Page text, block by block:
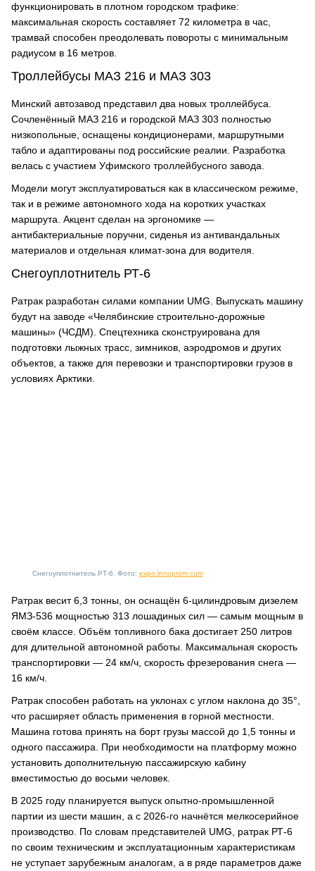
функционировать в плотном городском трафике:
максимальная скорость составляет 72 километра в час,
трамвай способен преодолевать повороты с минимальным
радиусом в 16 метров.
Троллейбусы МАЗ 216 и МАЗ 303
Минский автозавод представил два новых троллейбуса.
Сочленённый МАЗ 216 и городской МАЗ 303 полностью
низкопольные, оснащены кондиционерами, маршрутными
табло и адаптированы под российские реалии. Разработка
велась с участием Уфимского троллейбусного завода.
Модели могут эксплуатироваться как в классическом режиме,
так и в режиме автономного хода на коротких участках
маршрута. Акцент сделан на эргономике —
антибактериальные поручни, сиденья из антивандальных
материалов и отдельная климат-зона для водителя.
Снегоуплотнитель РТ-6
Ратрак разработан силами компании UMG. Выпускать машину
будут на заводе «Челябинские строительно-дорожные
машины» (ЧСДМ). Спецтехника сконструирована для
подготовки лыжных трасс, зимников, аэродромов и других
объектов, а также для перевозки и транспортировки грузов в
условиях Арктики.
Снегоуплотнитель РТ-6. Фото: expo.innoprom.com
Ратрак весит 6,3 тонны, он оснащён 6-цилиндровым дизелем
ЯМЗ-536 мощностью 313 лошадиных сил — самым мощным в
своём классе. Объём топливного бака достигает 250 литров
для длительной автономной работы. Максимальная скорость
транспортировки — 24 км/ч, скорость фрезерования снега —
16 км/ч.
Ратрак способен работать на уклонах с углом наклона до 35°,
что расширяет область применения в горной местности.
Машина готова принять на борт грузы массой до 1,5 тонны и
одного пассажира. При необходимости на платформу можно
установить дополнительную пассажирскую кабину
вместимостью до восьми человек.
В 2025 году планируется выпуск опытно-промышленной
партии из шести машин, а с 2026-го начнётся мелкосерийное
производство. По словам представителей UMG, ратрак РТ-6
по своим техническим и эксплуатационным характеристикам
не уступает зарубежным аналогам, а в ряде параметров даже